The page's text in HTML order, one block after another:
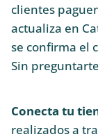
clientes
actualiza en
se confirma el
Sin
Conecta tu
realizados a